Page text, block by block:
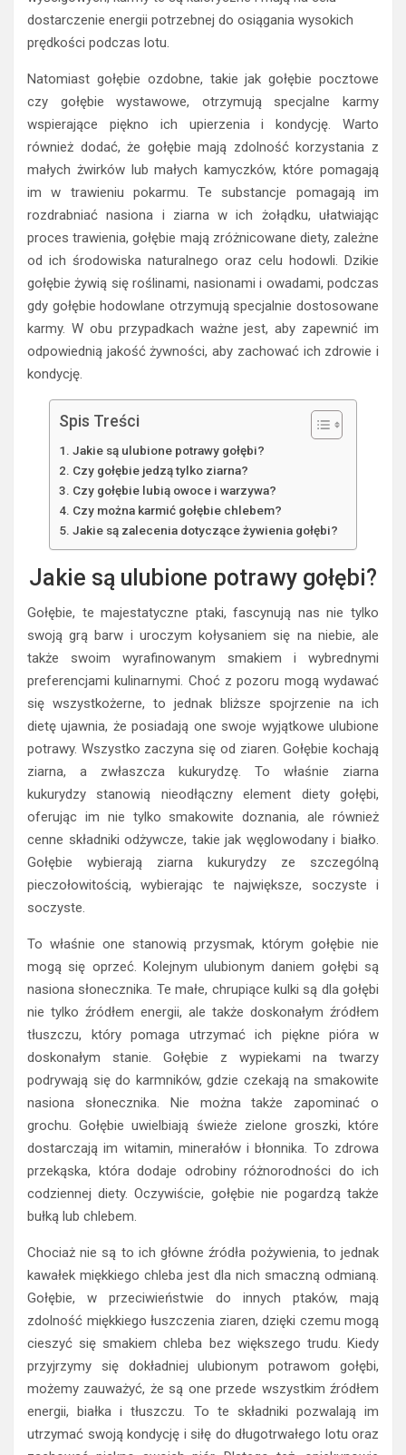
dostarczenie energii potrzebnej do osiągania wysokich
prędkości podczas lotu.
Natomiast gołębie ozdobne, takie jak gołębie pocztowe
czy gołębie wystawowe, otrzymują specjalne karmy
wspierające piękno ich upierzenia i kondycję. Warto
również dodać, że gołębie mają zdolność korzystania z
małych żwirków lub małych kamyczków, które pomagają
im w trawieniu pokarmu. Te substancje pomagają im
rozdrabniać nasiona i ziarna w ich żołądku, ułatwiając
proces trawienia, gołębie mają zróżnicowane diety, zależne
od ich środowiska naturalnego oraz celu hodowli. Dzikie
gołębie żywią się roślinami, nasionami i owadami, podczas
gdy gołębie hodowlane otrzymują specjalnie dostosowane
karmy. W obu przypadkach ważne jest, aby zapewnić im
odpowiednią jakość żywności, aby zachować ich zdrowie i
kondycję.
Spis Treści
Jakie są ulubione potrawy gołębi?
Czy gołębie jedzą tylko ziarna?
Czy gołębie lubią owoce i warzywa?
Czy można karmić gołębie chlebem?
Jakie są zalecenia dotyczące żywienia gołębi?
Jakie są ulubione potrawy gołębi?
Gołębie, te majestatyczne ptaki, fascynują nas nie tylko
swoją grą barw i uroczym kołysaniem się na niebie, ale
także swoim wyrafinowanym smakiem i wybrednymi
preferencjami kulinarnymi. Choć z pozoru mogą wydawać
się wszystkożerne, to jednak bliższe spojrzenie na ich
dietę ujawnia, że posiadają one swoje wyjątkowe ulubione
potrawy. Wszystko zaczyna się od ziaren. Gołębie kochają
ziarna, a zwłaszcza kukurydzę. To właśnie ziarna
kukurydzy stanowią nieodłączny element diety gołębi,
oferując im nie tylko smakowite doznania, ale również
cenne składniki odżywcze, takie jak węglowodany i białko.
Gołębie wybierają ziarna kukurydzy ze szczególną
pieczołowitością, wybierając te największe, soczyste i
soczyste.
To właśnie one stanowią przysmak, którym gołębie nie
mogą się oprzeć. Kolejnym ulubionym daniem gołębi są
nasiona słonecznika. Te małe, chrupiące kulki są dla gołębi
nie tylko źródłem energii, ale także doskonałym źródłem
tłuszczu, który pomaga utrzymać ich piękne pióra w
doskonałym stanie. Gołębie z wypiekami na twarzy
podrywają się do karmników, gdzie czekają na smakowite
nasiona słonecznika. Nie można także zapominać o
grochu. Gołębie uwielbiają świeże zielone groszki, które
dostarczają im witamin, minerałów i błonnika. To zdrowa
przekąska, która dodaje odrobiny różnorodności do ich
codziennej diety. Oczywiście, gołębie nie pogardzą także
bułką lub chlebem.
Chociaż nie są to ich główne źródła pożywienia, to jednak
kawałek miękkiego chleba jest dla nich smaczną odmianą.
Gołębie, w przeciwieństwie do innych ptaków, mają
zdolność miękkiego łuszczenia ziaren, dzięki czemu mogą
cieszyć się smakiem chleba bez większego trudu. Kiedy
przyjrzymy się dokładniej ulubionym potrawom gołębi,
możemy zauważyć, że są one przede wszystkim źródłem
energii, białka i tłuszczu. To te składniki pozwalają im
utrzymać swoją kondycję i siłę do długotrwałego lotu oraz